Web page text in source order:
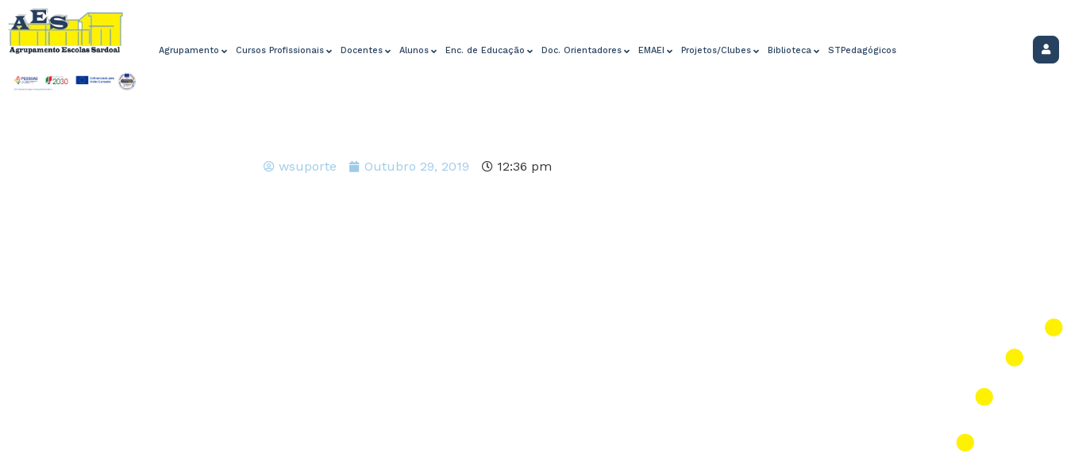
Agrupamento Cursos Profissionais Docentes Alunos Enc. de Educação Doc. Orientadores EMAEI Projetos/Clubes Biblioteca STPedagógicos
wsuporte Outubro 29, 2019 12:36 pm